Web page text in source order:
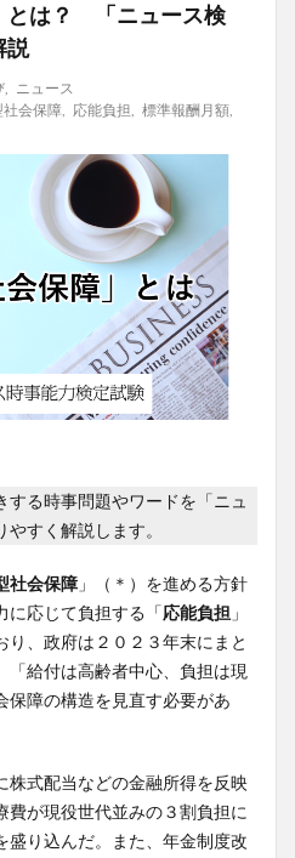
とは？ 「ニュース検
説
ニュース
社会保障, 応能負担 標準報酬月額,
る時事問題やワードを「ニュ
すく解説します。
社会保障 」（＊）を進める方針
に応じて負担する「応能負担 」
り、政府は２０２３年末にまと
「給付は高齢者中心、負担は現
保障の構造を見直す必要があ
式配当などの金融所得を反映
費が現役世代並みの３割負担に
盛り込んだ。また、年金制度改